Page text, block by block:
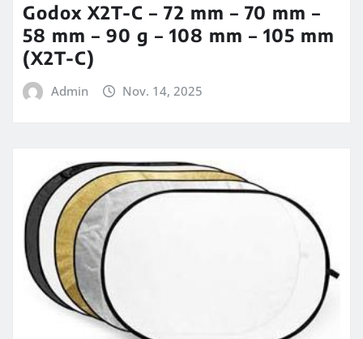
Godox X2T-C – 72 mm – 70 mm –
58 mm – 90 g – 108 mm – 105 mm
(X2T-C)
Admin Nov. 14, 2025